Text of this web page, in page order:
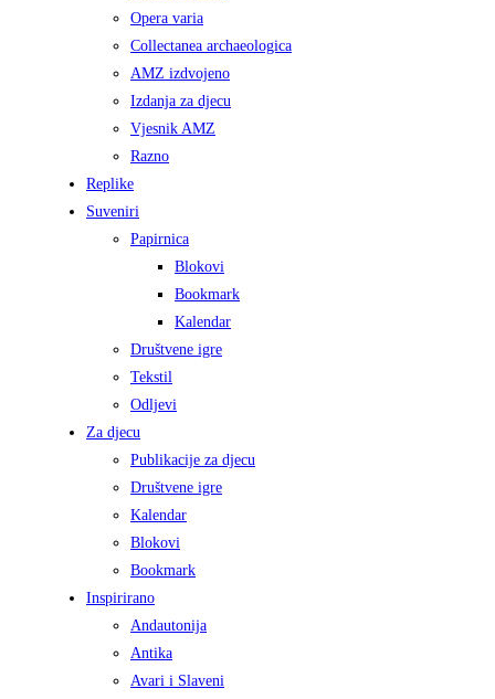
Opera varia
Collectanea archaeologica
AMZ izdvojeno
Izdanja za djecu
Vjesnik AMZ
Razno
Replike
Suveniri
Papirnica
Blokovi
Bookmark
Kalendar
Društvene igre
Tekstil
Odljevi
Za djecu
Publikacije za djecu
Društvene igre
Kalendar
Blokovi
Bookmark
Inspirirano
Andautonija
Antika
Avari i Slaveni